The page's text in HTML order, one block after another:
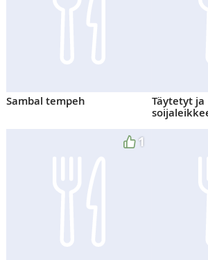
Sambal tempeh
Täytetyt
1